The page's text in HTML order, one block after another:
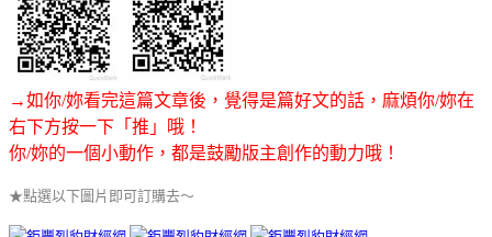
→如你/妳看完這篇文章後，覺得是篇好文的話，麻煩你/妳在
右下方按一下「推」哦！
你/妳的一個小動作，都是鼓勵版主創作的動力哦！
★點選以下圖片即可訂購去～